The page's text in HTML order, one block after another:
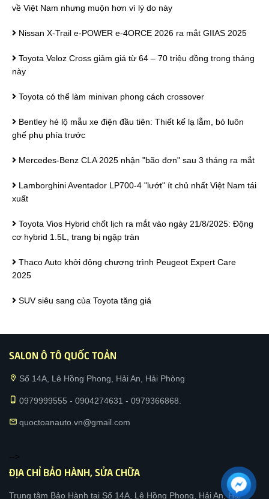
về Việt Nam nhưng muộn hơn vì lý do này
Nissan X-Trail e-POWER e-4ORCE 2026 ra mắt GIIAS 2025
Toyota Veloz Cross giảm giá từ 64 – 70 triệu đồng trong tháng
này
Toyota có thể làm minivan phong cách crossover
Bentley hé lộ mẫu xe điện đầu tiên: Thiết kế lạ lẫm, bỏ luôn
ghế phụ phía trước
Mercedes-Benz CLA 2025 nhận "bão đơn" sau 3 tháng ra mắt
Lamborghini Aventador LP700-4 "lướt" ít chủ nhất Việt Nam tái
xuất
Toyota Vios Hybrid chốt lịch ra mắt vào ngày 21/8/2025: Động
cơ hybrid 1.5L, trang bị ngập tràn
Thaco Auto khởi động chương trình Peugeot Expert Care
2025
SUV siêu sang của Toyota tăng giá
SALON Ô TÔ QUỐC TOẢN
location_on Số 14A, Lê Hồng Phong, Hải An, Hải Phòng
phone_iphone 0979999555 - 0904274631 - 0979366868.
mail quoctoanauto.vn@gmail.com
-->
ĐỊA CHỈ BẢO HÀNH, SỬA CHỮA
Trung tâm Bảo Hành tại Số 14A, Lê Hồng Phong, Hải An, Hải